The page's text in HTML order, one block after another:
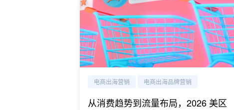
电商出海营销 电商出海品牌营销
从消费趋势到流量布局，2026 美区